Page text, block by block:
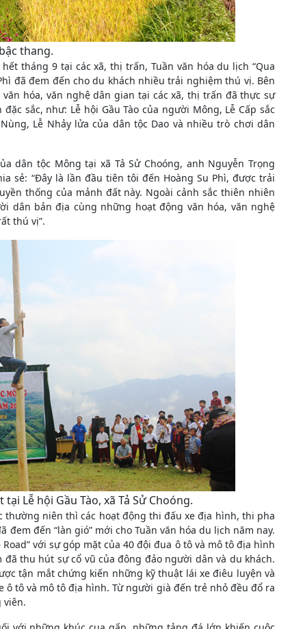
thang.
tháng 9 tại các xã, thị trấn, Tuần văn hóa du lịch “Qua
đã đem đến cho du khách nhiều trải nghiệm thú vị. Bên
hóa, văn nghệ dân gian tại các xã, thị trấn đã thực sự
sắc, như: Lễ hội Gầu Tào của người Mông, Lễ Cấp sắc
Lễ Nhảy lửa của dân tộc Dao và nhiều trò chơi dân
dân tộc Mông tại xã Tả Sử Choóng, anh Nguyễn Trọng
sẻ: “Đây là lần đầu tiên tôi đến Hoàng Su Phì, được trải
thống của mảnh đất này. Ngoài cảnh sắc thiên nhiên
dân bản địa cùng những hoạt động văn hóa, văn nghệ
thú vị”.
Lễ hội Gầu Tào, xã Tả Sử Choóng.
niên thì các hoạt động thi đấu xe địa hình, thi pha
đến “làn gió” mới cho Tuần văn hóa du lịch năm nay.
với sự góp mặt của 40 đội đua ô tô và mô tô địa hình
đã thu hút sự cổ vũ của đông đảo người dân và du khách.
tận mắt chứng kiến những kỹ thuật lái xe điêu luyện và
ô tô và mô tô địa hình. Từ người già đến trẻ nhỏ đều đổ ra
viên.